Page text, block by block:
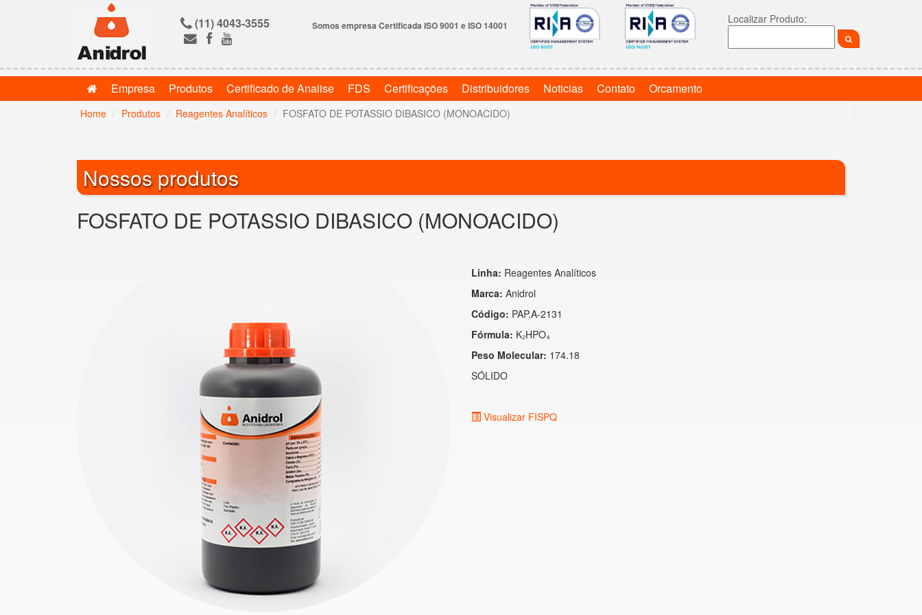
(11) 4043-3555 Somos empresa Certificada ISO 9001 e ISO 14001
Localizar Produto:
Empresa Produtos Certificado de Analise FDS Certificações Distribuidores Noticias Contato Orcamento
Home Produtos Reagentes Analíticos FOSFATO DE POTASSIO DIBASICO (MONOACIDO)
Nossos produtos
FOSFATO DE POTASSIO DIBASICO (MONOACIDO)
Linha: Reagentes Analíticos
Marca: Anidrol
Código: PAP.A-2131
Fórmula: K₂HPO₄
Peso Molecular: 174.18
SÓLIDO
Visualizar FISPQ